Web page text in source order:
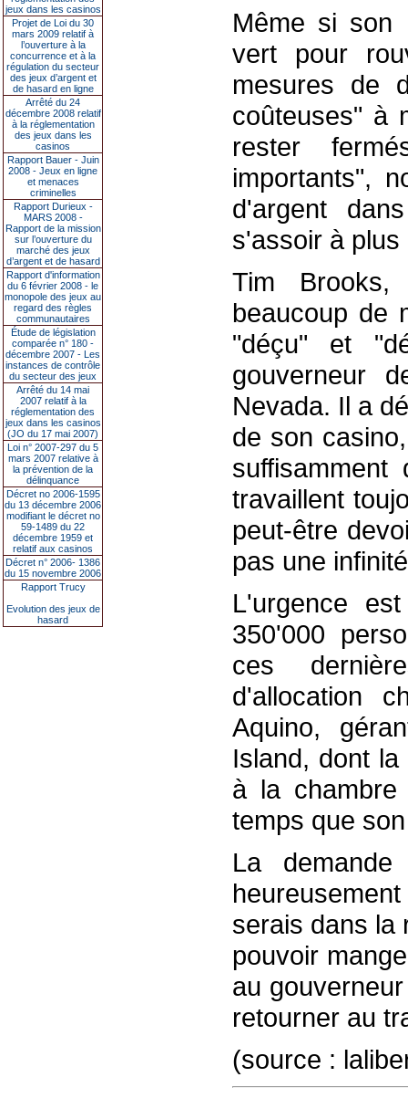
jeux dans les casinos
Projet de Loi du 30
mars 2009 relatif à
l’ouverture à la
concurrence et à la
régulation du secteur
des jeux d’argent et
de hasard en ligne
Arrêté du 24
décembre 2008 relatif
à la réglementation
des jeux dans les
casinos
Rapport Bauer - Juin
2008 - Jeux en ligne
et menaces
criminelles
Rapport Durieux -
MARS 2008 -
Rapport de la mission
sur l’ouverture du
marché des jeux
d’argent et de hasard
Rapport d'information
du 6 février 2008 - le
monopole des jeux au
regard des règles
communautaires
Étude de législation
comparée n° 180 -
décembre 2007 - Les
instances de contrôle
du secteur des jeux
Arrêté du 14 mai
2007 relatif à la
réglementation des
jeux dans les casinos
(JO du 17 mai 2007)
Loi n° 2007-297 du 5
mars 2007 relative à
la prévention de la
délinquance
Décret no 2006-1595
du 13 décembre 2006
modifiant le décret no
59-1489 du 22
décembre 1959 et
relatif aux casinos
Décret n° 2006- 1386
du 15 novembre 2006
Rapport Trucy
Evolution des jeux de
hasard
Même si son
vert pour
mesures de
coûteuses" à
rester
importants",
d'argent
s'assoir à
Tim
beaucoup de
"déçu" et
gouverneur
Nevada. Il a
de son
travaillent
peut-être
pas une
L'urgence
350'000
ces
d'allocation
Aquino,
Island, dont
à la chambre
temps que
La
serais dans la
pouvoir
au
retourner au
(source :